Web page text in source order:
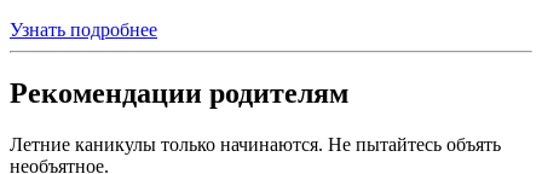
Узнать подробнее
Рекомендации родителям
Летние каникулы только начинаются. Не пытайтесь объять
необъятное.